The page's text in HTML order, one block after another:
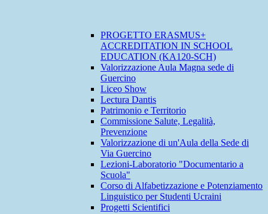
PROGETTO ERASMUS+
ACCREDITATION IN SCHOOL
EDUCATION (KA120-SCH)
Valorizzazione Aula Magna sede di
Guercino
Liceo Show
Lectura Dantis
Patrimonio e Territorio
Commissione Salute, Legalità,
Prevenzione
Valorizzazione di un'Aula della Sede di
Via Guercino
Lezioni-Laboratorio "Documentario a
Scuola"
Corso di Alfabetizzazione e Potenziamento
Linguistico per Studenti Ucraini
Progetti Scientifici